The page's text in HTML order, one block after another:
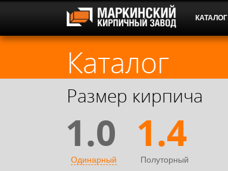
КАТАЛОГ
Каталог
Размер кирпича
1.0
Одинарный
1.4
Полуторный